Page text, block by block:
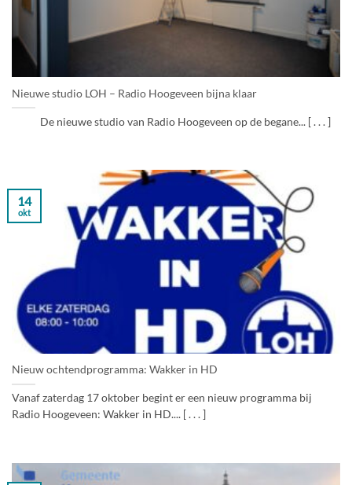
Nieuwe studio LOH – Radio Hoogeveen bijna klaar
De nieuwe studio van Radio Hoogeveen op de begane... [ . . . ]
Nieuw ochtendprogramma: Wakker in HD
Vanaf zaterdag 17 oktober begint er een nieuw programma bij
Radio Hoogeveen: Wakker in HD.... [ . . . ]
14
okt